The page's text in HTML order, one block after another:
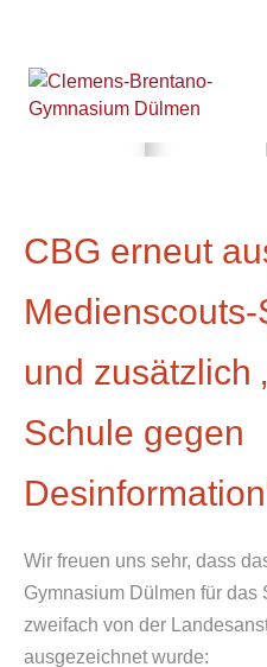
CBG erneut
und zusätzlich
Schule gegen
Wir freuen uns sehr, dass
Gymnasium Dülmen für das
zweifach von der
ausgezeichnet wurde: